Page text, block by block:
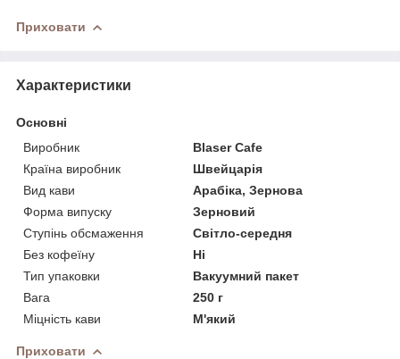
Приховати
Характеристики
Основні
Виробник
Blaser Cafe
Країна виробник
Швейцарія
Вид кави
Арабіка, Зернова
Форма випуску
Зерновий
Ступінь обсмаження
Світло-середня
Без кофеїну
Ні
Тип упаковки
Вакуумний пакет
Вага
250 г
Міцність кави
М'який
Приховати